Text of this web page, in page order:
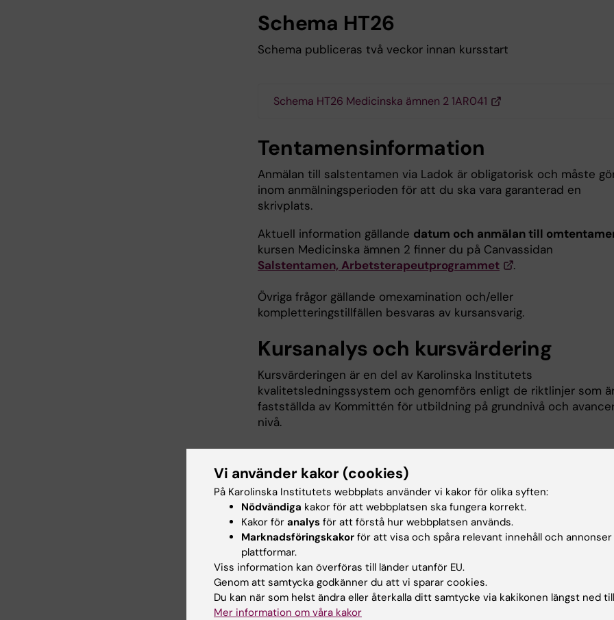
Schema HT26
Schema publiceras två veckor innan kursstart
Schema HT26 Medicinska ämnen 2 1AR041
Tentamensinformation
Anmälan till salstentamen via Ladok är obligatorisk och måste
inom anmälningsperioden för att du ska vara garanterad en
skrivplats.
Aktuell information gällande datum och anmälan till
kursen Medicinska ämnen 2 finner du på Canvassidan
Salstentamen, Arbetsterapeutprogrammet
.
Övriga frågor gällande omexamination och/eller
kompletteringstillfällen besvaras av kursansvarig.
Kursanalys och kursvärdering
Kursvärderingen är en del av Karolinska Institutets
kvalitetsledningssystem och genomförs enligt de riktlinjer som
fastställda av Kommittén för utbildning på grundnivå och
nivå.
Senast genomförda kursvärdering
Senast genomförda kursanalys 1AR041 (PDF, 95.42 KB)
Kontaktuppgifter
Vi använder kakor (cookies)
På Karolinska Institutets webbplats använder vi kakor för olika syften:
Nödvändiga kakor för att webbplatsen ska fungera korrekt.
Kakor för analys för att förstå hur webbplatsen används.
Marknadsföringskakor för att visa och spåra relevant innehåll och
plattformar.
Viss information kan överföras till länder utanför EU.
Genom att samtycka godkänner du att vi sparar cookies.
Du kan när som helst ändra eller återkalla ditt samtycke via kakikonen längst ned
Mer information om våra kakor